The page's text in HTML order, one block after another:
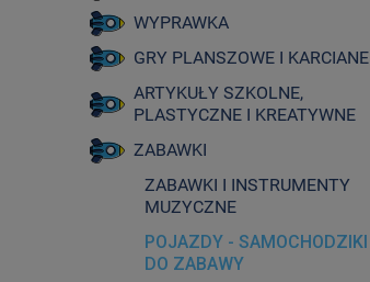
WYPRAWKA
GRY PLANSZOWE I KARCIANE
ARTYKUŁY SZKOLNE,
PLASTYCZNE I KREATYWNE
ZABAWKI
ZABAWKI I INSTRUMENTY
MUZYCZNE
POJAZDY - SAMOCHODZIKI
DO ZABAWY